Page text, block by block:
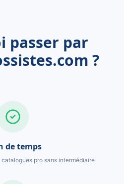
passer par
?
de temps
pro sans intermédiaire